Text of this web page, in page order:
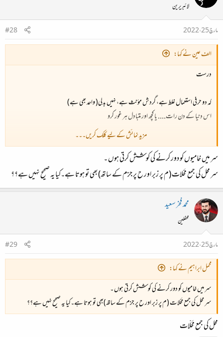
لائبریرین
مارچ 25، 2022
#28
الف عین نے کہا:
درست
کہ دو حرفی استعمال غلط ہے، گردش مؤنث ہے، نہیں بدلی( واحد بھی ہے)
اس دنیا کے دن رات.... یا کچھ اور متبادل ہر غور کرو
درست
درست
درست
قید و حوالات، ایک واحد اور ایک جمع! کچھ اچھا نہیں ١
محلّات، لام پر تشدید درست ہے، بغیر تشدید کے نہیں، یہاں بھی ایک واحد اور ایک جمع کا میل درست
نہیں لگتا
مزید نمائش کے لیے کلک کریں۔۔۔
سر میں خامیوں کو دور کرنے کی کوشش کرتی ہوں ۔
سر محل کی جمع مَحْلات (م پر زبر اور ح پر جزم کے ساتھ)بھی تو ہوتا ہے۔کیا یہ صحیح نہیں ہے؟؟
محمد فخر سعید
محفلین
مارچ 25، 2022
#29
محمل ابراہیم نے کہا:
سر میں خامیوں کو دور کرنے کی کوشش کرتی ہوں ۔
سر محل کی جمع مَحْلات (م پر زبر اور ح پر جزم کے ساتھ)بھی تو ہوتا ہے۔کیا یہ صحیح نہیں ہے؟؟
محل کی جمع مَحَلّات